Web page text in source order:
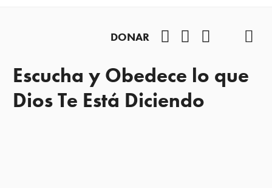
DONAR
Escucha y Obedece lo que
Dios Te Está Diciendo